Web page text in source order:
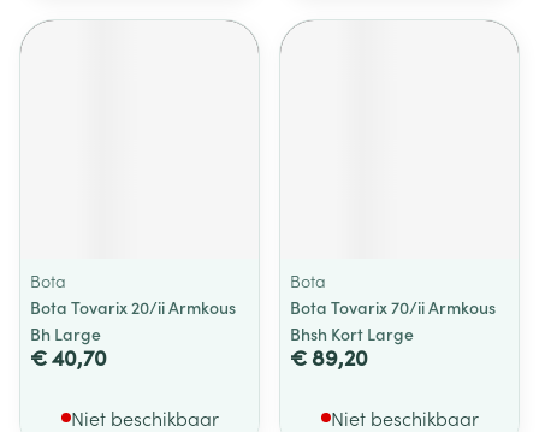
Bota
Bota Tovarix 20/ii Armkous
Bh Large
€ 40,70
Niet beschikbaar
Bota
Bota Tovarix 70/ii Armkous
Bhsh Kort Large
€ 89,20
Niet beschikbaar